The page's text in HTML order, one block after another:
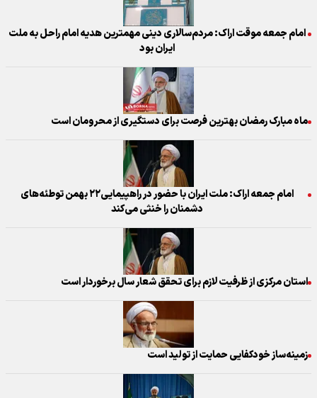
امام جمعه موقت اراک: مردم‌سالاری دینی مهمترین هدیه امام راحل به ملت
ایران بود
ماه مبارک رمضان بهترین فرصت برای دستگیری از محرومان است
امام جمعه اراک: ملت ایران با حضور در راهپیمایی۲۲ بهمن توطئه‌های
دشمنان را خنثی می‌کند
استان مرکزی از ظرفیت لازم برای تحقق شعار سال برخوردار است
زمینه‌ساز خودکفایی حمایت از تولید است